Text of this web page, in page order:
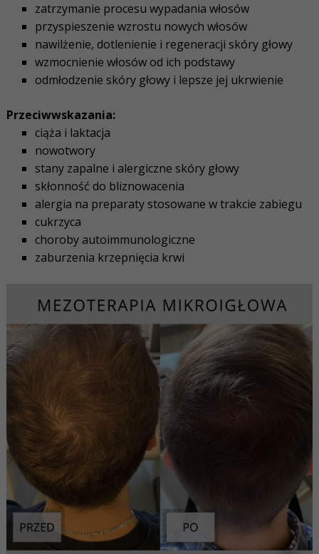
zatrzymanie procesu wypadania włosów
przyspieszenie wzrostu nowych włosów
nawilżenie, dotlenienie i regeneracji skóry głowy
wzmocnienie włosów od ich podstawy
odmłodzenie skóry głowy i lepsze jej ukrwienie
Przeciwwskazania:
ciąża i laktacja
nowotwory
stany zapalne i alergiczne skóry głowy
skłonność do bliznowacenia
alergia na preparaty stosowane w trakcie zabiegu
cukrzyca
choroby autoimmunologiczne
zaburzenia krzepnięcia krwi